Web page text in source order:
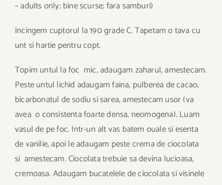
– adults only; bine scurse; fara samburi)
Incingem cuptorul la 190 grade C. Tapetam o tava cu
unt si hartie pentru copt.
Topim untul la foc mic, adaugam zaharul, amestecam.
Peste untul lichid adaugam faina, pulberea de cacao,
bicarbonatul de sodiu si sarea, amestecam usor (va
avea o consistenta foarte densa, neomogena). Luam
vasul de pe foc. Intr-un alt vas batem ouale si esenta
de vanilie, apoi le adaugam peste crema de ciocolata
si amestecam. Ciocolata trebuie sa devina lucioasa,
cremoasa. Adaugam bucatelele de ciocolata si visinele